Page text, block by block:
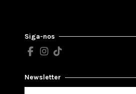
Siga-nos
Newsletter